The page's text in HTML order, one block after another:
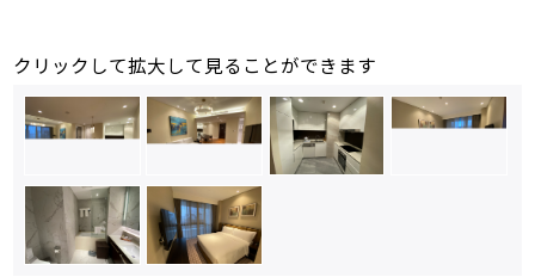
クリックして拡大して見ることができます